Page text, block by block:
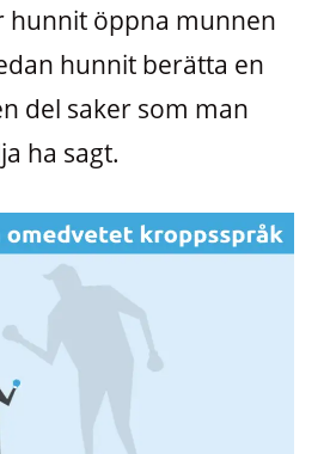
hunnit öppna munnen
hunnit berätta en
del saker som man
ha sagt.